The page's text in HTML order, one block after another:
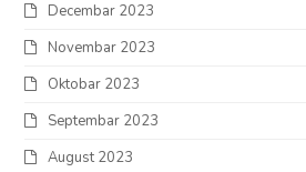
Decembar 2023
Novembar 2023
Oktobar 2023
Septembar 2023
August 2023